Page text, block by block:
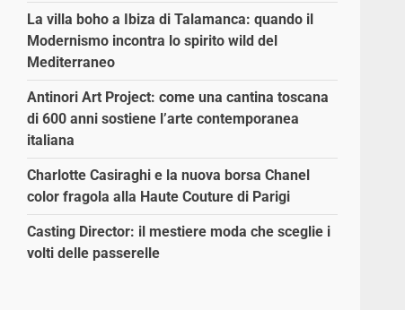
La villa boho a Ibiza di Talamanca: quando il
Modernismo incontra lo spirito wild del
Mediterraneo
Antinori Art Project: come una cantina toscana
di 600 anni sostiene l’arte contemporanea
italiana
Charlotte Casiraghi e la nuova borsa Chanel
color fragola alla Haute Couture di Parigi
Casting Director: il mestiere moda che sceglie i
volti delle passerelle